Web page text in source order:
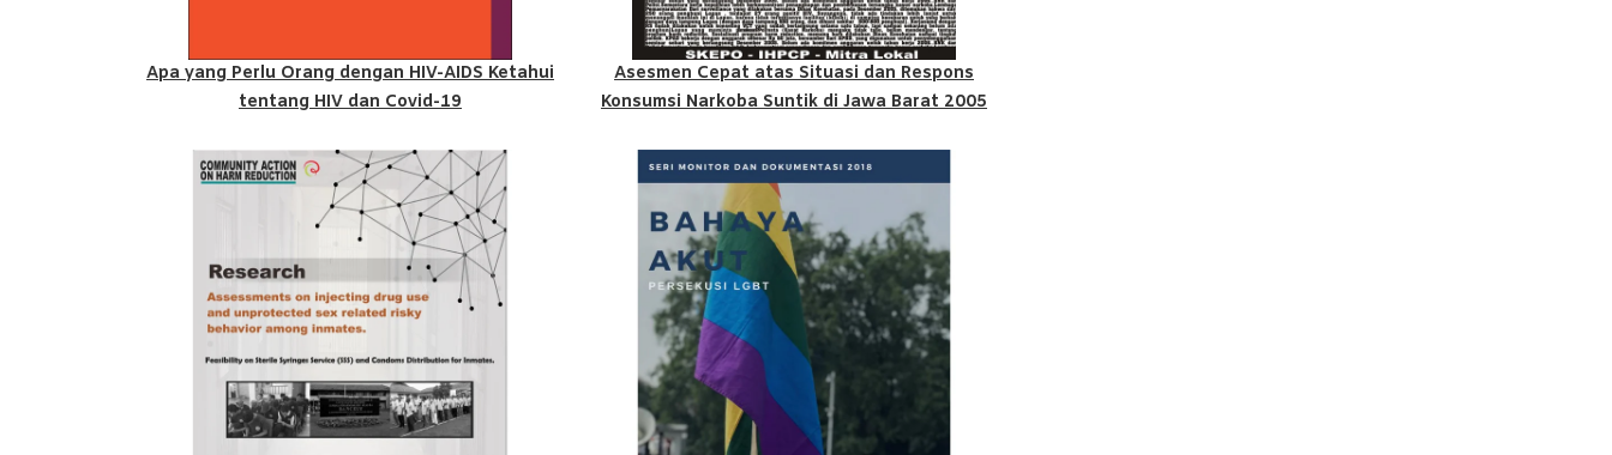
Apa yang Perlu Orang dengan HIV-AIDS Ketahui
tentang HIV dan Covid-19
Asesmen Cepat atas Situasi dan Respons
Konsumsi Narkoba Suntik di Jawa Barat 2005